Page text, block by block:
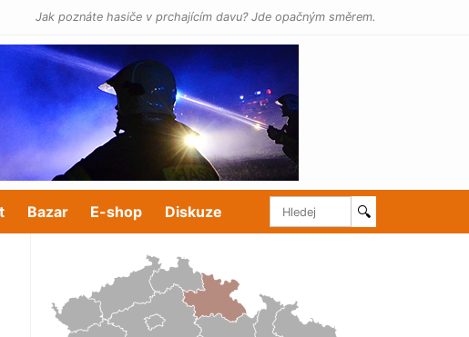
Jak poznáte hasiče v prchajícím davu? Jde opačným směrem.
Bazar E-shop Diskuze 🔍